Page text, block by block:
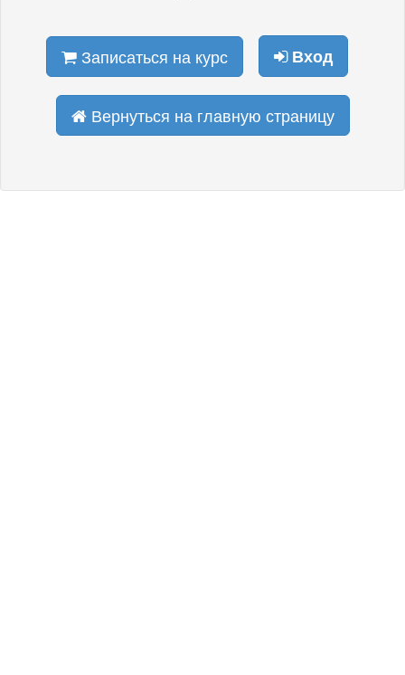
Записаться на курс Вход
Вернуться на главную страницу